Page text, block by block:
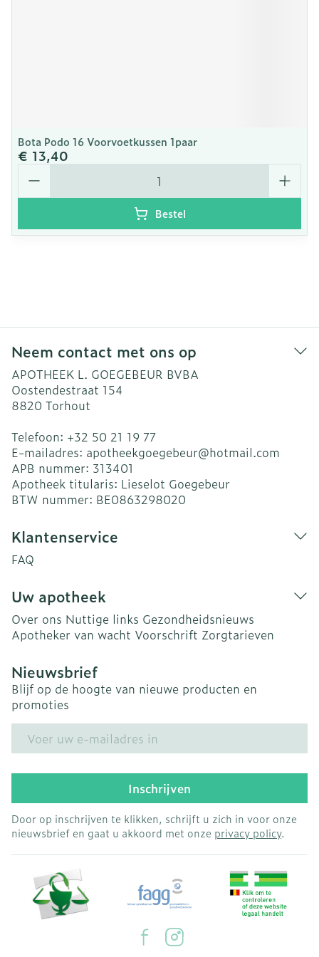
Bota Podo 16 Voorvoetkussen 1paar
€ 13,40
Aantal
Bestel
Neem contact met ons op
APOTHEEK L. GOEGEBEUR BVBA
Oostendestraat 154
8820 Torhout
Telefoon: +32 50 21 19 77
E-mailadres: apotheekgoegebeur@hotmail.com
APB nummer: 313401
Apotheek titularis: Lieselot Goegebeur
BTW nummer: BE0863298020
Klantenservice
FAQ
Uw apotheek
Over ons Nuttige links Gezondheidsnieuws
Apotheker van wacht Voorschrift Zorgtarieven
Nieuwsbrief
Blijf op de hoogte van nieuwe producten en
promoties
Inschrijven
Door op inschrijven te klikken, schrijft u zich in voor onze
nieuwsbrief en gaat u akkoord met onze privacy policy.